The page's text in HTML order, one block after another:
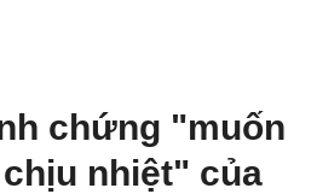
chứng "muốn
nhiệt" của